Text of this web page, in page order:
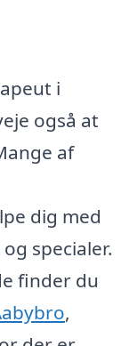
i
også at
af
dig med
specialer.
finder du
,